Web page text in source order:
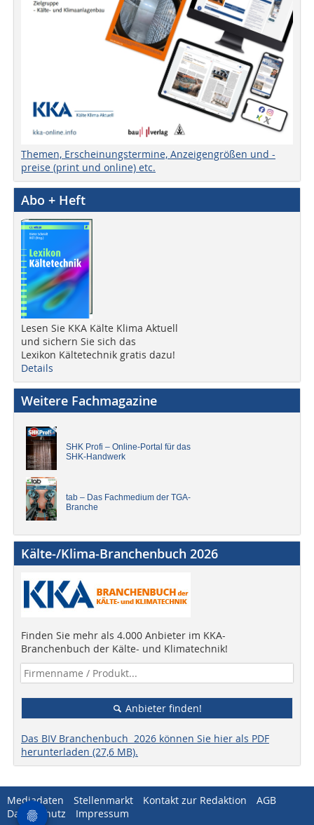
Themen, Erscheinungstermine, Anzeigengrößen und -
preise (print und online) etc.
Abo + Heft
Lesen Sie KKA Kälte Klima Aktuell
und sichern Sie sich das
Lexikon Kältetechnik gratis dazu!
Details
Weitere Fachmagazine
SHK Profi – Online-Portal für das
SHK-Handwerk
tab – Das Fachmedium der TGA-
Branche
Kälte-/Klima-Branchenbuch 2026
Finden Sie mehr als 4.000 Anbieter im KKA-
Branchenbuch der Kälte- und Klimatechnik!
Anbieter finden!
Das BIV Branchenbuch 2026 können Sie hier als PDF
herunterladen (27,6 MB).
Mediadaten Stellenmarkt Kontakt zur Redaktion
AGB
Datenschutz
Impressum